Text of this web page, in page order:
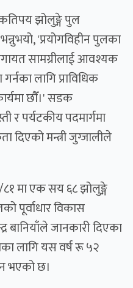
झोलुङ्गे पुल
'प्रयोगविहीन पुलका
सामग्रीलाई आवश्यक
लागि प्राविधिक
छाैँ।' सडक
र पर्यटकीय पदमार्गमा
दिएको मन्त्री जुग्जालीले
मा एक सय ६८ झोलुङ्गे
पूर्वाधार विकास
बानियाँले जानकारी दिएका
लागि यस वर्ष रू ५२
भएको छ।